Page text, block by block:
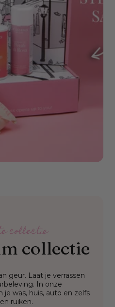
collectie
collectie
geur. Laat je verrassen
In onze
je was, huis, auto en zelfs
ruiken.